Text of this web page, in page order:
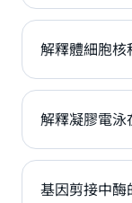
解釋體細胞核
解釋凝膠電泳
基因剪接中酶